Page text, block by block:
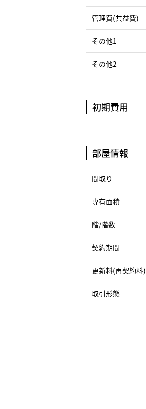
管理費(共益費)
その他1
その他2
初期費用
部屋情報
間取り
専有面積
階/階数
契約期間
更新料(再契約料)
取引形態